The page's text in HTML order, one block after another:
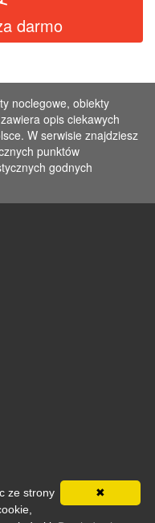
darmo
noclegowe, obiekty
opis ciekawych
W serwisie znajdziesz
punktów
godnych
Wszystkie prawa
✖
ze strony